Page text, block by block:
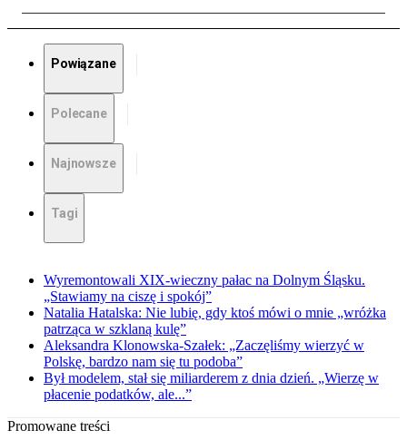
Powiązane
Polecane
Najnowsze
Tagi
Wyremontowali XIX-wieczny pałac na Dolnym Śląsku.
„Stawiamy na ciszę i spokój”
Natalia Hatalska: Nie lubię, gdy ktoś mówi o mnie „wróżka
patrząca w szklaną kulę”
Aleksandra Klonowska-Szałek: „Zaczęliśmy wierzyć w
Polskę, bardzo nam się tu podoba”
Był modelem, stał się miliarderem z dnia dzień. „Wierzę w
płacenie podatków, ale...”
Promowane treści